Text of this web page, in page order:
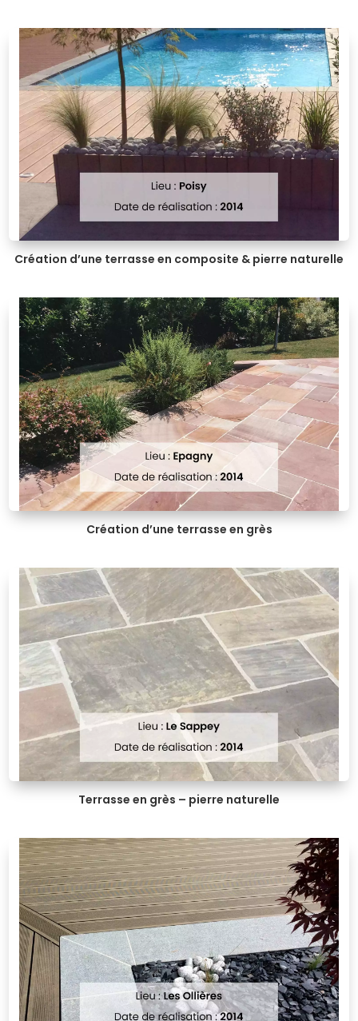
Création d’une terrasse en composite & pierre naturelle
Création d’une terrasse en grès
Terrasse en grès – pierre naturelle